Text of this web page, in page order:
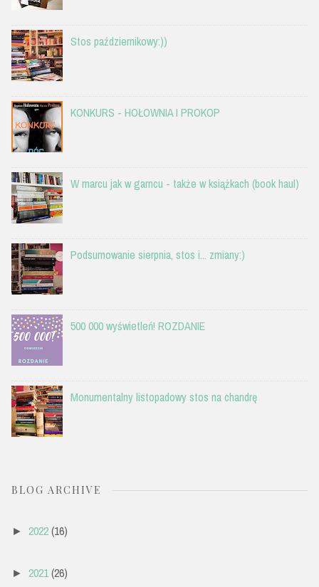
Stos październikowy:))
KONKURS - HOŁOWNIA I PROKOP
W marcu jak w garncu - także w książkach (book haul)
Podsumowanie sierpnia, stos i... zmiany:)
500 000 wyświetleń! ROZDANIE
Monumentalny listopadowy stos na chandrę
BLOG ARCHIVE
► 2022(16)
► 2021(26)